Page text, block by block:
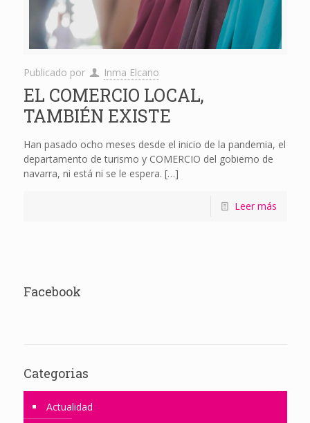
Publicado por Inma Elcano
EL COMERCIO LOCAL,
TAMBIÉN EXISTE
Han pasado ocho meses desde el inicio de la pandemia, el
departamento de turismo y COMERCIO del gobierno de
navarra, ni está ni se le espera. […]
Leer más
Facebook
Categorias
Actualidad